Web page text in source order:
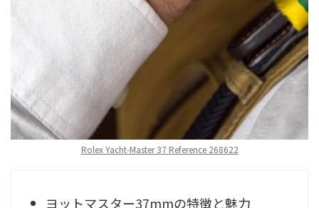
Rolex Yacht-Master 37 Reference 268622
ヨットマスター37mmの特徴と魅力